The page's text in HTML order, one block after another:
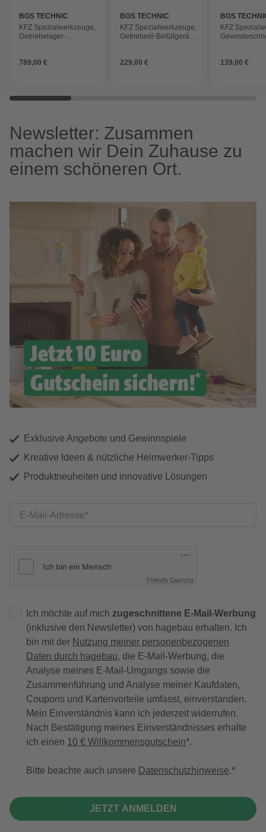
BGS TECHNIC
KFZ Spezialwerkzeuge,
Getriebelager-
789,00 €
BGS TECHNIC
KFZ Spezialwerkzeuge,
Getriebeöl-Befüllgerät
229,00 €
BGS
KFZ
139,00 €
Newsletter: Zusammen
machen wir Dein Zuhause zu
einem schöneren Ort.
Exklusive Angebote und Gewinnspiele
Kreative Ideen & nützliche Heimwerker-Tipps
Produktneuheiten und innovative Lösungen
E-Mail-Adresse
Friendly Captcha
Ich möchte auf mich zugeschnittene E-Mail-Werbung
(inklusive den Newsletter) von hagebau erhalten. Ich
bin mit der Nutzung meiner personenbezogenen
Daten durch hagebau, die E-Mail-Werbung, die
Analyse meines E-Mail-Umgangs sowie die
Zusammenführung und Analyse meiner Kaufdaten,
Coupons und Kartenvorteile umfasst, einverstanden.
Mein Einverständnis kann ich jederzeit widerrufen.
Nach Bestätigung meines Einverständnisses erhalte
ich einen 10 € Willkommensgutschein*.
Bitte beachte auch unsere Datenschutzhinweise.
JETZT ANMELDEN